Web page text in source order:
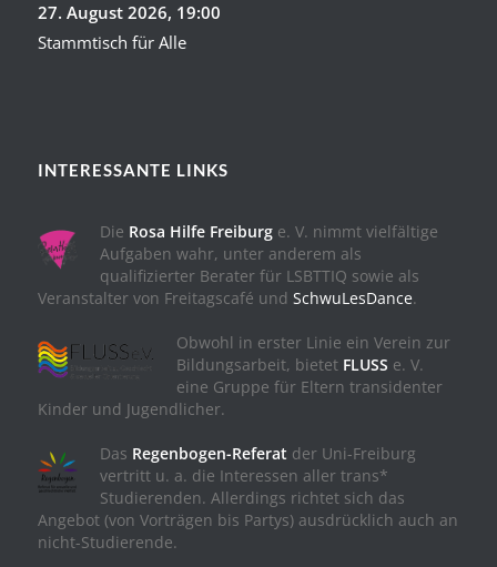
27. August 2026, 19:00
Stammtisch für Alle
INTERESSANTE LINKS
Die Rosa Hilfe Freiburge. V. nimmt vielfältige
Aufgaben wahr, unter anderem als
qualifizierter Berater für LSBTTIQ sowie als
Veranstalter von Freitagscafé und SchwuLesDance.
Obwohl in erster Linie ein Verein zur
Bildungsarbeit, bietet FLUSS e. V.
eine Gruppe für Eltern transidenter
Kinder und Jugendlicher.
Das Regenbogen-Referat der Uni-Freiburg
vertritt u. a. die Interessen aller trans*
Studierenden. Allerdings richtet sich das
Angebot (von Vorträgen bis Partys) ausdrücklich auch an
nicht-Studierende.